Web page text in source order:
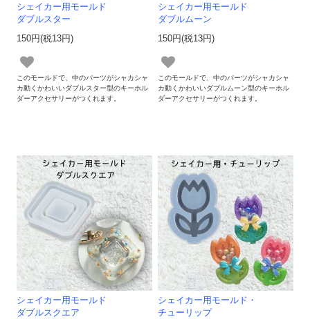
シェイカー用モールド
ダブルスター
150円(税13円)
このモールドで、中のパーツがシャカシャ
カ動くかわいいダブルスター型のキーホル
ダーアクセサリーがつくれます。
シェイカー用モールド
ダブルムーン
150円(税13円)
このモールドで、中のパーツがシャカシャ
カ動くかわいいダブルムーン型のキーホル
ダーアクセサリーがつくれます。
シェイカー用モールド
ダブルスクエア
シェイカー用モールド・
チューリップ